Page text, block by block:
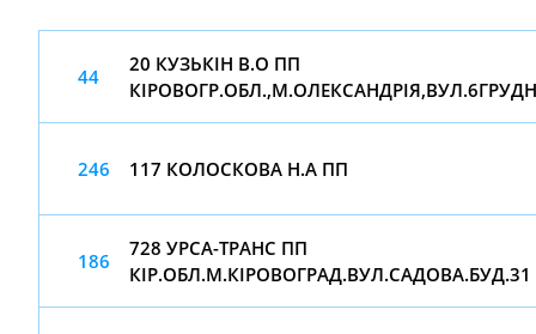
44
20 КУЗЬКІН В.О ПП
246 117 КОЛОСКОВА Н.А ПП
186
728 УРСА-ТРАНС ПП
КІР.ОБЛ.М.КІРОВОГРАД.ВУЛ.САДОВА.БУД.31